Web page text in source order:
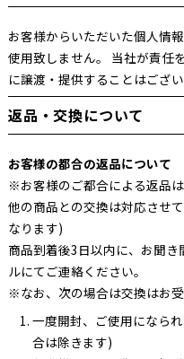
お客様からいただいた個人情
使用致しません。 当社が責任
に譲渡・提供することはござい
返品・交換について
お客様の都合の返品について
※お客様のご都合による返品は
他の商品との交換は対応させ
なります)
商品到着後3日以内に、お聞
ルにてご連絡ください。
※なお、次の場合は交換はお受
一度開封、ご使用になら
合は除きます)